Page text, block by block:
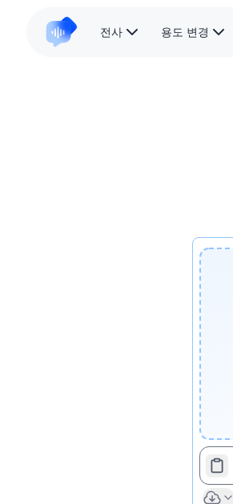
전사 용도 변경